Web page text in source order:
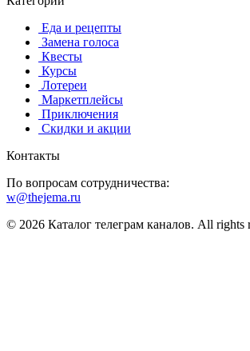
️ ️Еда и рецепты
️ Замена голоса
️ Квесты
‍ Курсы
️ Лотереи
️ Маркетплейсы
️ Приключения
️ Скидки и акции
Контакты
По вопросам сотрудничества:
w@thejema.ru
© 2026 Каталог телеграм каналов. All rights